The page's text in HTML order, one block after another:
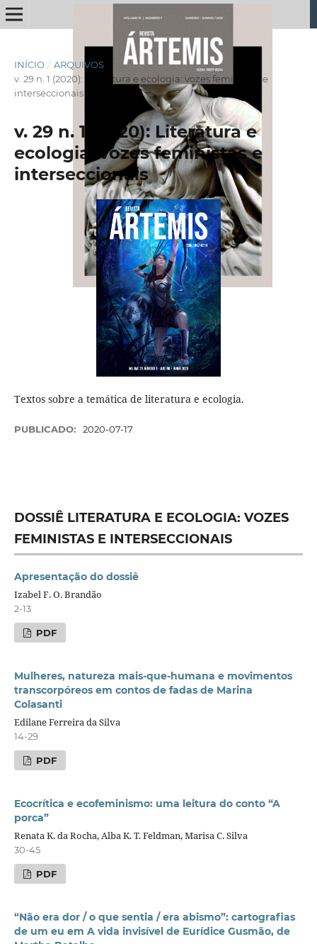
INÍCIO / ARQUIVOS
v. 29 n. 1 (2020): Literatura e ecologia: vozes feministas e
interseccionais
v. 29 n. 1 (2020): Literatura e
ecologia: vozes feministas e
interseccionais
Textos sobre a temática de literatura e ecologia.
PUBLICADO: 2020-07-17
DOSSIÊ LITERATURA E ECOLOGIA: VOZES
FEMINISTAS E INTERSECCIONAIS
Apresentação do dossiê
Izabel F. O. Brandão
2-13
PDF
Mulheres, natureza mais-que-humana e movimentos
transcorpóreos em contos de fadas de Marina
Colasanti
Edilane Ferreira da Silva
14-29
PDF
Ecocrítica e ecofeminismo: uma leitura do conto “A
porca”
Renata K. da Rocha, Alba K. T. Feldman, Marisa C. Silva
30-45
PDF
“Não era dor / o que sentia / era abismo”: cartografias
de um eu em A vida invisível de Eurídice Gusmão, de